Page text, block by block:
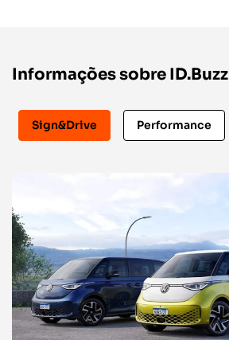
Informações sobre ID.Buzz
Sign&Drive Performance